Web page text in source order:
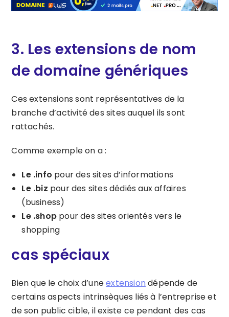
3. Les extensions de nom
de domaine génériques
Ces extensions sont représentatives de la
branche d’activité des sites auquel ils sont
rattachés.
Comme exemple on a :
Le .info pour des sites d’informations
Le .biz pour des sites dédiés aux affaires
(business)
Le .shop pour des sites orientés vers le
shopping
cas spéciaux
Bien que le choix d’uneextension dépende de
certains aspects intrinsèques liés à l’entreprise et
de son public cible, il existe ce pendant des cas